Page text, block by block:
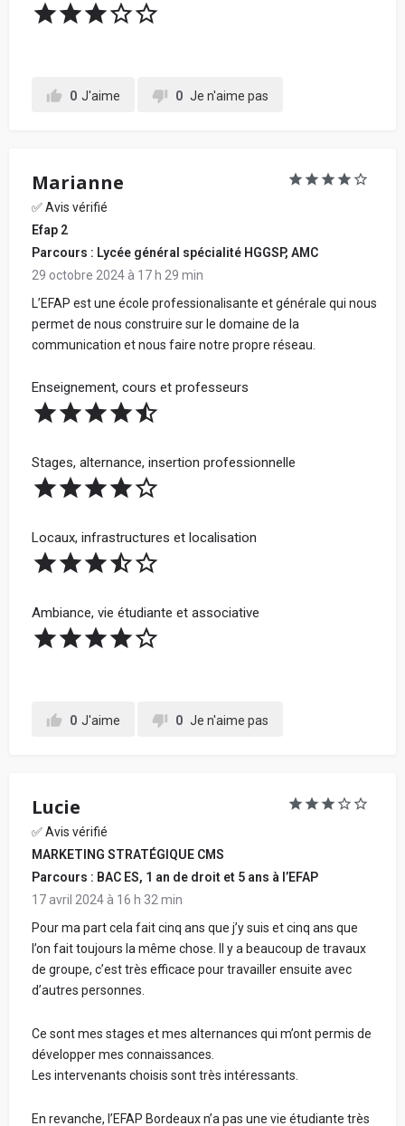
0 J'aime 0 Je n'aime pas
Marianne
✅ Avis vérifié
Efap 2
Parcours : Lycée général spécialité HGGSP, AMC
29 octobre 2024 à 17 h 29 min
L’EFAP est une école professionalisante et générale qui nous
permet de nous construire sur le domaine de la
communication et nous faire notre propre réseau.
Enseignement, cours et professeurs
Stages, alternance, insertion professionnelle
Locaux, infrastructures et localisation
Ambiance, vie étudiante et associative
0 J'aime 0 Je n'aime pas
Lucie
✅ Avis vérifié
MARKETING STRATÉGIQUE CMS
Parcours : BAC ES, 1 an de droit et 5 ans à l’EFAP
17 avril 2024 à 16 h 32 min
Pour ma part cela fait cinq ans que j’y suis et cinq ans que
l’on fait toujours la même chose. Il y a beaucoup de travaux
de groupe, c’est très efficace pour travailler ensuite avec
d’autres personnes.
Ce sont mes stages et mes alternances qui m’ont permis de
développer mes connaissances.
Les intervenants choisis sont très intéressants.
En revanche, l’EFAP Bordeaux n’a pas une vie étudiante très
En soumettant mon avis, j'accepte les
conditions